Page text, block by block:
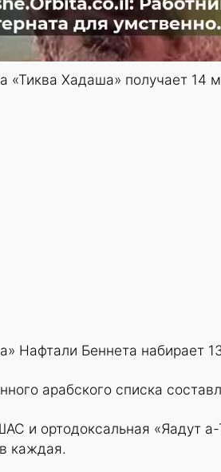
«Тиква Хадаша» получает 14
Нафтали Беннета набирает
арабского списка
и ортодоксальная «Яадут
каждая.